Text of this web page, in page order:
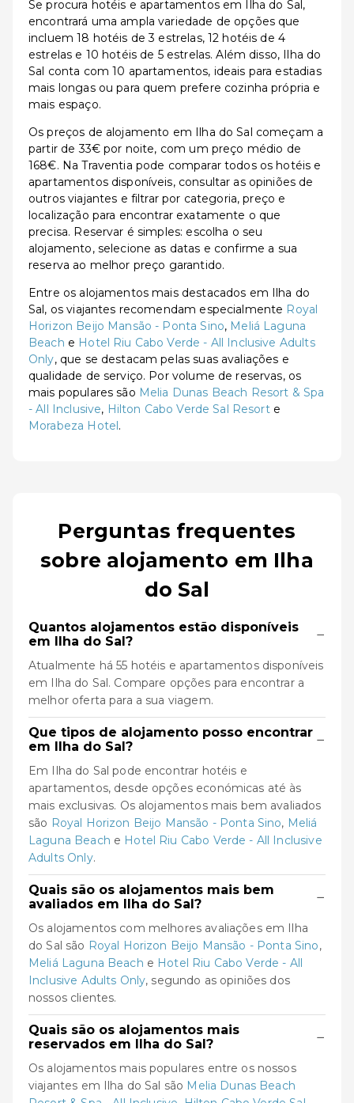
Se procura hotéis e apartamentos em Ilha do Sal,
encontrará uma ampla variedade de opções que
incluem 18 hotéis de 3 estrelas, 12 hotéis de 4
estrelas e 10 hotéis de 5 estrelas. Além disso, Ilha do
Sal conta com 10 apartamentos, ideais para estadias
mais longas ou para quem prefere cozinha própria e
mais espaço.
Os preços de alojamento em Ilha do Sal começam a
partir de 33€ por noite, com um preço médio de
168€. Na Traventia pode comparar todos os hotéis e
apartamentos disponíveis, consultar as opiniões de
outros viajantes e filtrar por categoria, preço e
localização para encontrar exatamente o que
precisa. Reservar é simples: escolha o seu
alojamento, selecione as datas e confirme a sua
reserva ao melhor preço garantido.
Entre os alojamentos mais destacados em Ilha do
Sal, os viajantes recomendam especialmente Royal
Horizon Beijo Mansão - Ponta Sino, Meliá Laguna
Beach e Hotel Riu Cabo Verde - All Inclusive Adults
Only, que se destacam pelas suas avaliações e
qualidade de serviço. Por volume de reservas, os
mais populares são Melia Dunas Beach Resort & Spa
- All Inclusive, Hilton Cabo Verde Sal Resorte
Morabeza Hotel.
Perguntas frequentes
sobre alojamento em Ilha
do Sal
Quantos alojamentos estão disponíveis
em Ilha do Sal?
−
Atualmente há 55 hotéis e apartamentos disponíveis
em Ilha do Sal. Compare opções para encontrar a
melhor oferta para a sua viagem.
Que tipos de alojamento posso encontrar
em Ilha do Sal?
−
Em Ilha do Sal pode encontrar hotéis e
apartamentos, desde opções económicas até às
mais exclusivas. Os alojamentos mais bem avaliados
são Royal Horizon Beijo Mansão - Ponta Sino, Meliá
Laguna Beach e Hotel Riu Cabo Verde - All Inclusive
Adults Only.
Quais são os alojamentos mais bem
avaliados em Ilha do Sal?
−
Os alojamentos com melhores avaliações em Ilha
do Sal são Royal Horizon Beijo Mansão - Ponta Sino,
Meliá Laguna Beach e Hotel Riu Cabo Verde - All
Inclusive Adults Only, segundo as opiniões dos
nossos clientes.
Quais são os alojamentos mais
reservados em Ilha do Sal?
−
Os alojamentos mais populares entre os nossos
viajantes em Ilha do Sal são Melia Dunas Beach